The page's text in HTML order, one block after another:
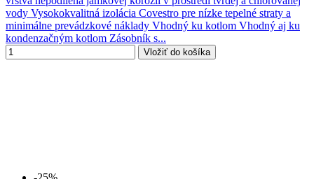
vody Vysokokvalitná izolácia Covestro pre nízke tepelné straty a
minimálne prevádzkové náklady Vhodný ku kotlom Vhodný aj ku
kondenzačným kotlom Zásobník s...
Vložiť do košíka